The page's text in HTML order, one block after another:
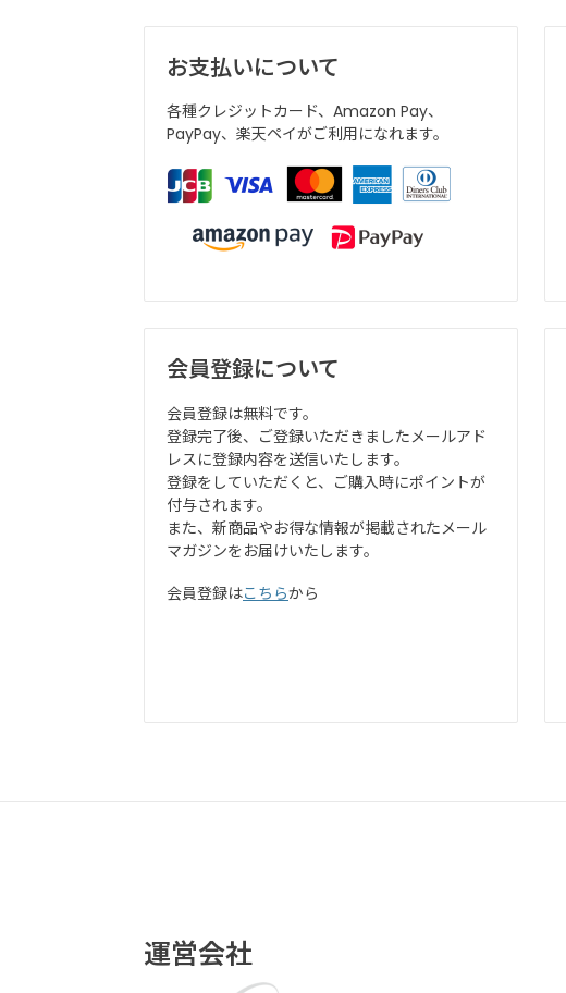
お支払いについて
各種クレジットカード、Amazon Pay、
PayPay、楽天ペイがご利用になれます。
会員登録について
会員登録は無料です。
登録完了後、ご登録いただきましたメールアド
レスに登録内容を送信いたします。
登録をしていただくと、ご購入時にポイントが
付与されます。
また、新商品やお得な情報が掲載されたメール
マガジンをお届けいたします。
会員登録はこちらから
運営会社